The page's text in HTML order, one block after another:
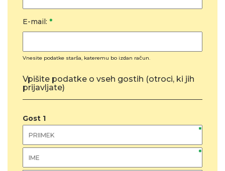
E-mail: *
Vnesite podatke starša, kateremu bo izdan račun.
Vpišite podatke o vseh gostih (otroci, ki jih
prijavljate)
Gost 1
*
*